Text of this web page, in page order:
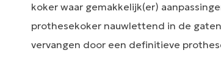
koker waar gemakkelijk(er)
prothesekoker nauwlettend in de
vervangen door een definitieve